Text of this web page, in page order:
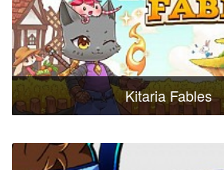
Kitaria Fables